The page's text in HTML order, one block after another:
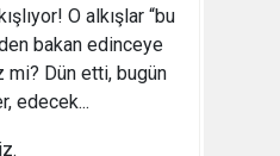
O alkışlar “bu
bakan edinceye
Dün etti, bugün
edecek...